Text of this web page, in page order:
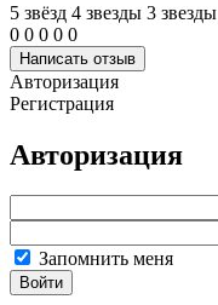
5 звёзд 4 звeзды 3 звeзды
0 0 0 0 0
Написать отзыв
Авторизация
Регистрация
Авторизация
Запомнить меня
Войти